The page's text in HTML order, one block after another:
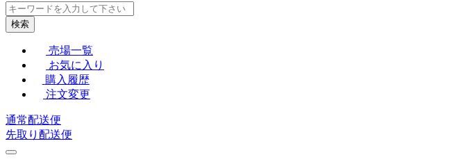
検索
売場一覧
お気に入り
購入履歴
注文変更
通常配送便
先取り配送便